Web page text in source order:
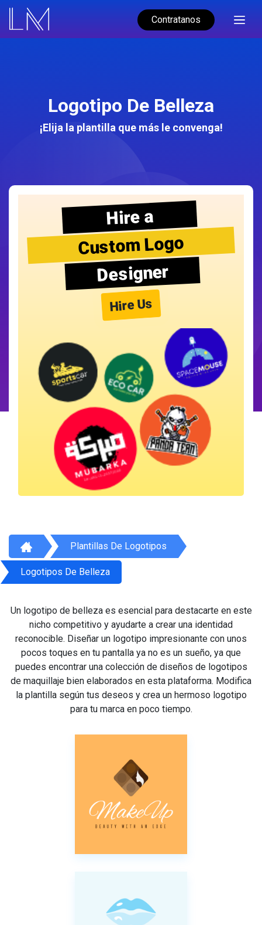
Contratanos
Logotipo De Belleza
¡Elija la plantilla que más le convenga!
Hire a
Custom Logo
Designer
Hire Us
Plantillas De Logotipos
Logotipos De Belleza
Un logotipo de belleza es esencial para destacarte en este
nicho competitivo y ayudarte a crear una identidad
reconocible. Diseñar un logotipo impresionante con unos
pocos toques en tu pantalla ya no es un sueño, ya que
puedes encontrar una colección de diseños de logotipos
de maquillaje bien elaborados en esta plataforma. Modifica
la plantilla según tus deseos y crea un hermoso logotipo
para tu marca en poco tiempo.